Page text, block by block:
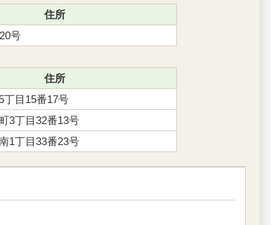
住所
号
住所
丁目15番17号
3丁目32番13号
1丁目33番23号